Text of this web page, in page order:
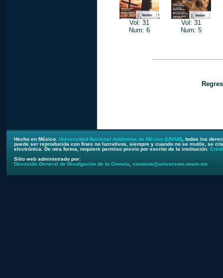
Vol: 31
Num: 6
Vol: 31
Num: 5
Hecho en México. Universidad Nacional Autónoma de México (UNAM), todos los
puede ser reproducida con fines no lucrativos, siempre y cuando no se mutile, se
electrónica. De otra forma, requiere permiso previo por escrito de la institución.
Sitio web administrado por:
Dirección General de Divulgación de la Ciencia
contacto@universum.unam.mx